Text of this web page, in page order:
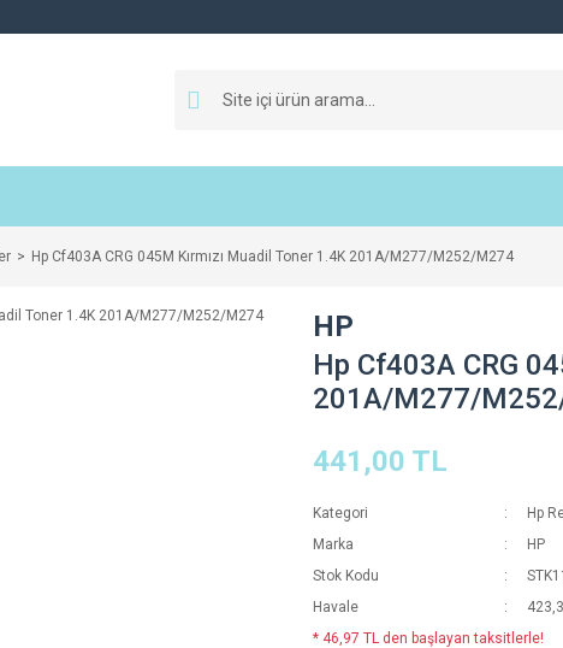
Hp Cf403A CRG 045M Kırmızı Muadil Toner 1.4K 201A/M277/M252/M274
HP
Hp Cf403A CRG
201A/M277/
441,00 TL
Kategori
Hp
Marka
HP
Stok Kodu
Havale
* 46,97 TL den başlayan taksitlerle!